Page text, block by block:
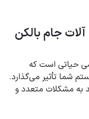
جام بالکن
حیاتی است که
شما تأثیر می‌گذارد.
به مشکلات متعدد و